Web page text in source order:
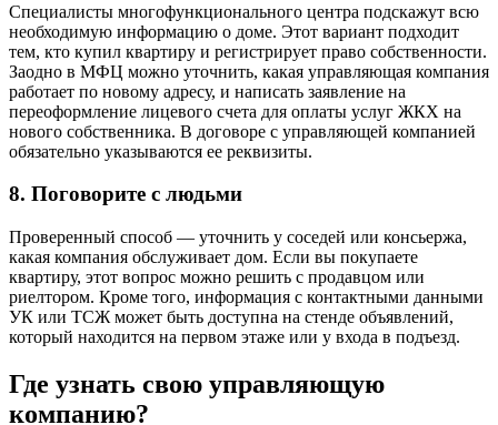
Специалисты многофункционального центра подскажут всю
необходимую информацию о доме. Этот вариант подходит
тем, кто купил квартиру и регистрирует право собственности.
Заодно в МФЦ можно уточнить, какая управляющая компания
работает по новому адресу, и написать заявление на
переоформление лицевого счета для оплаты услуг ЖКХ на
нового собственника. В договоре с управляющей компанией
обязательно указываются ее реквизиты.
8. Поговорите с людьми
Проверенный способ — уточнить у соседей или консьержа,
какая компания обслуживает дом. Если вы покупаете
квартиру, этот вопрос можно решить с продавцом или
риелтором. Кроме того, информация с контактными данными
УК или ТСЖ может быть доступна на стенде объявлений,
который находится на первом этаже или у входа в подъезд.
Где узнать свою управляющую
компанию?